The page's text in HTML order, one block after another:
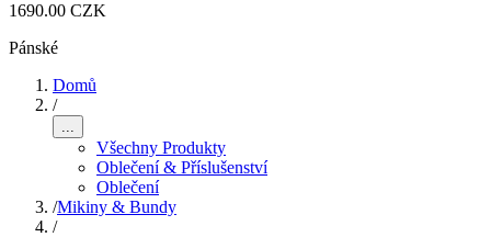
1690.00 CZK
Pánské
Domů
/
...
Všechny Produkty
Oblečení & Příslušenství
Oblečení
/Mikiny & Bundy
/